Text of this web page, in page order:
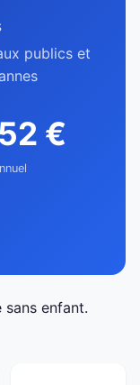
publics et
€
enfant.